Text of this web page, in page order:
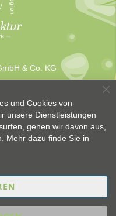
& Co. KG
und Cookies von
unsere Dienstleistungen
gehen wir davon aus,
Mehr dazu finde Sie in